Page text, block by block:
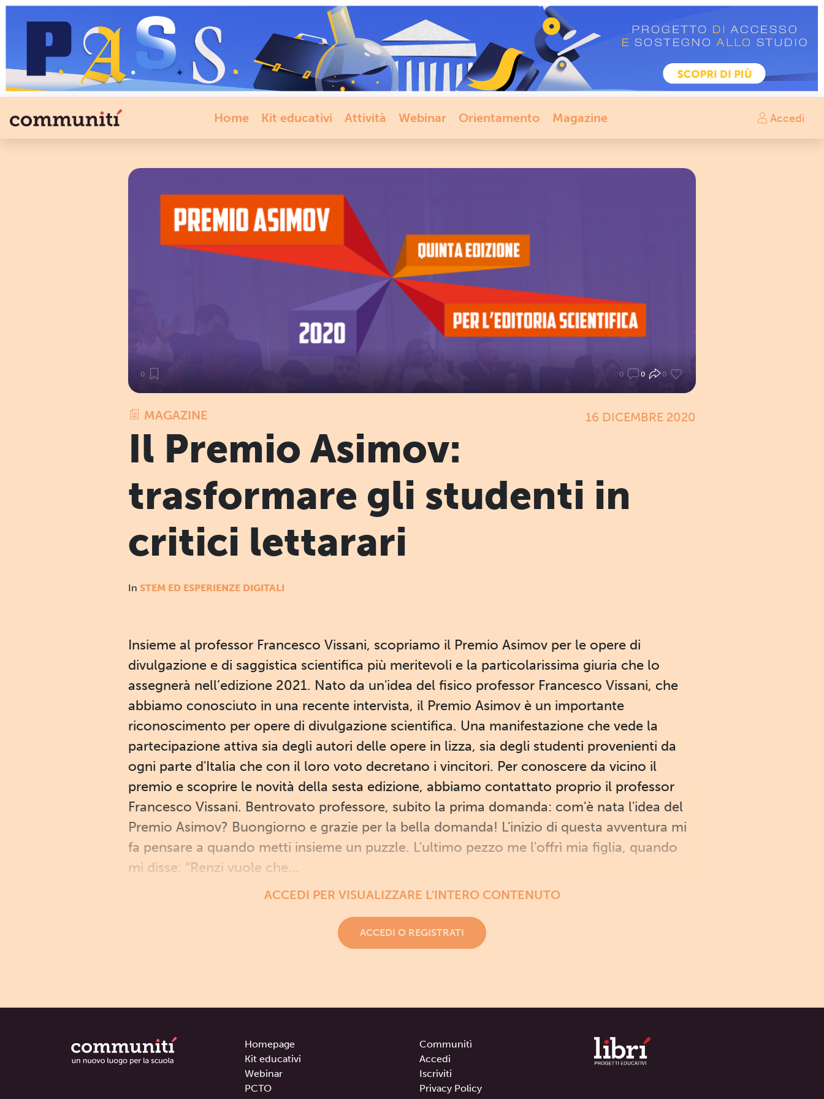
Home Kit educativi Attività Webinar Orientamento Magazine Accedi
0 0 0 0
MAGAZINE 16 DICEMBRE 2020
Il Premio Asimov:
trasformare gli studenti in
critici lettarari
In STEM ED ESPERIENZE DIGITALI
Insieme al professor Francesco Vissani, scopriamo il Premio Asimov per le opere di
divulgazione e di saggistica scientifica più meritevoli e la particolarissima giuria che lo
assegnerà nell’edizione 2021. Nato da un'idea del fisico professor Francesco Vissani, che
abbiamo conosciuto in una recente intervista, il Premio Asimov è un importante
riconoscimento per opere di divulgazione scientifica. Una manifestazione che vede la
partecipazione attiva sia degli autori delle opere in lizza, sia degli studenti provenienti da
ogni parte d'Italia che con il loro voto decretano i vincitori. Per conoscere da vicino il
premio e scoprire le novità della sesta edizione, abbiamo contattato proprio il professor
Francesco Vissani. Bentrovato professore, subito la prima domanda: com'è nata l'idea del
Premio Asimov? Buongiorno e grazie per la bella domanda! L'inizio di questa avventura mi
fa pensare a quando metti insieme un puzzle. L'ultimo pezzo me l'offrì mia figlia, quando
mi disse: “Renzi vuole che...
ACCEDI PER VISUALIZZARE L'INTERO CONTENUTO
ACCEDI O REGISTRATI
Homepage
Kit educativi
Webinar
PCTO
Communitì
Accedi
Iscriviti
Privacy Policy